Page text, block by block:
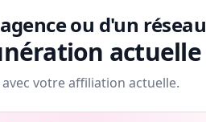
ou d'un réseau
actuelle
votre affiliation actuelle.